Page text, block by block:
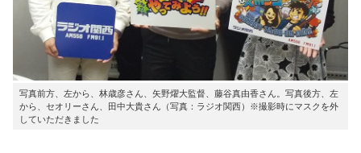
写真前方、左から、林歳彦さん、矢野燿大監督、藤谷真由香さん。写真後方、左
から、セオリーさん、田中大貴さん（写真：ラジオ関西）※撮影時にマスクを外
していただきました